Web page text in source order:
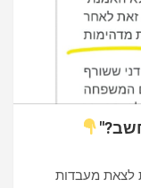
לצאת מעבדות